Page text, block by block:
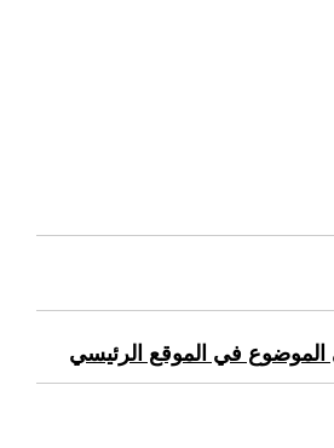
الموضوع في الموقع الرئيسي